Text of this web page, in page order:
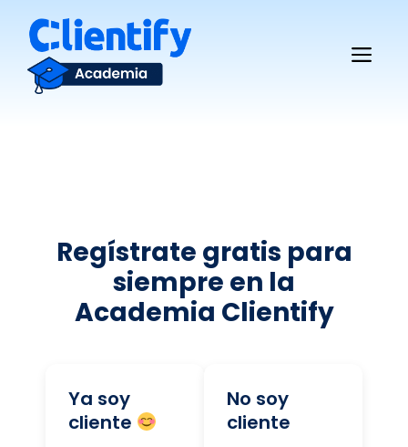
contenido
Regístrate gratis para
siempre en la
Academia Clientify
Ya soy
cliente
No soy
cliente